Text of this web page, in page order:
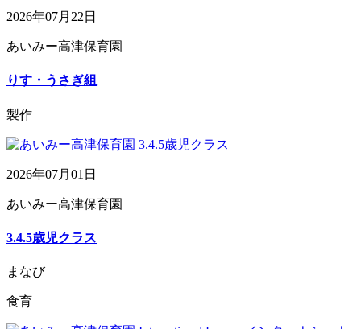
2026年07月22日
あいみー高津保育園
りす・うさぎ組
製作
2026年07月01日
あいみー高津保育園
3.4.5歳児クラス
まなび
食育